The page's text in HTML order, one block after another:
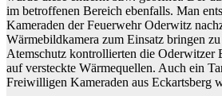
im betroffenen Bereich ebenfalls. Man
Kameraden der Feuerwehr Oderwitz
Wärmebildkamera zum Einsatz bringen
Atemschutz kontrollierten die Oderwitzer
auf versteckte Wärmequellen. Auch ein
Freiwilligen Kameraden aus Eckartsberg